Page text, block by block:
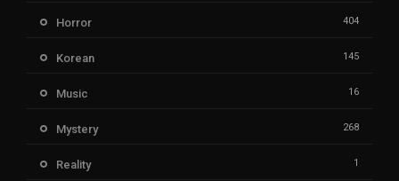
Horror 404
Korean 145
Music 16
Mystery 268
Reality 1